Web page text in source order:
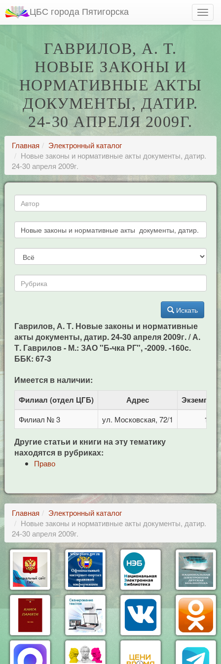
ЦБС города Пятигорска
ГАВРИЛОВ, А. Т.
НОВЫЕ ЗАКОНЫ И
НОРМАТИВНЫЕ АКТЫ
ДОКУМЕНТЫ, ДАТИР.
24-30 АПРЕЛЯ 2009Г.
Главная
Электронный каталог
Новые законы и нормативные акты документы, датир.
24-30 апреля 2009г.
Искать
Гаврилов, А. Т. Новые законы и нормативные
акты документы, датир. 24-30 апреля 2009г. / А.
Т. Гаврилов - М.: ЗАО "Б-чка РГ", -2009. -160c.
ББК: 67-3
Имеется в наличии:
Филиал (отдел ЦГБ) Адрес
Филиал № 3 ул. Московская, 72/1 1
Другие статьи и книги на эту тематику
находятся в рубриках:
Право
Главная
Электронный каталог
Новые законы и нормативные акты документы, датир.
24-30 апреля 2009г.